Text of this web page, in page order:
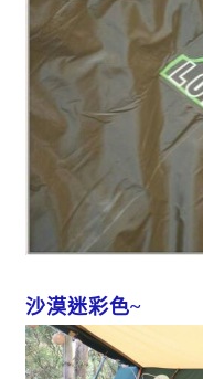
沙漠迷彩色~